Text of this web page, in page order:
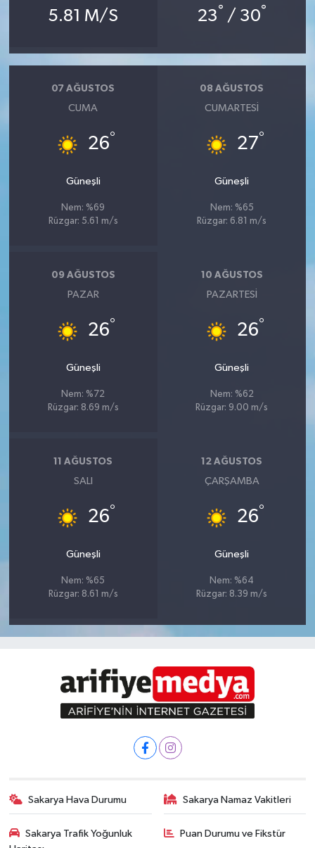
5.81 M/S 23° / 30°
07 AĞUSTOS
CUMA
26°
Güneşli
Nem: %69
Rüzgar: 5.61 m/s
08 AĞUSTOS
CUMARTESI
27°
Güneşli
Nem: %65
Rüzgar: 6.81 m/s
09 AĞUSTOS
PAZAR
26°
Güneşli
Nem: %72
Rüzgar: 8.69 m/s
10 AĞUSTOS
PAZARTESI
26°
Güneşli
Nem: %62
Rüzgar: 9.00 m/s
11 AĞUSTOS
SALI
26°
Güneşli
Nem: %65
Rüzgar: 8.61 m/s
12 AĞUSTOS
ÇARŞAMBA
26°
Güneşli
Nem: %64
Rüzgar: 8.39 m/s
Sakarya Hava Durumu Sakarya Namaz Vakitleri
Sakarya Trafik Yoğunluk
Puan Durumu ve Fikstür